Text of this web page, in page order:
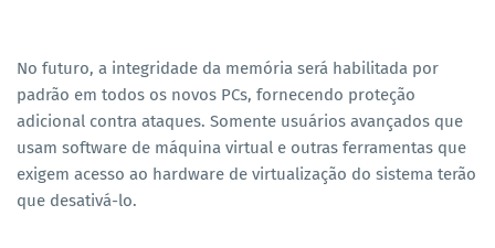
No futuro, a integridade da memória será habilitada por
padrão em todos os novos PCs, fornecendo proteção
adicional contra ataques. Somente usuários avançados que
usam software de máquina virtual e outras ferramentas que
exigem acesso ao hardware de virtualização do sistema terão
que desativá-lo.